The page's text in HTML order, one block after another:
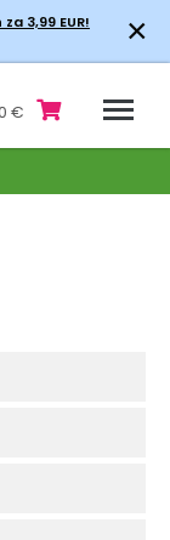
3,99 EUR!
×
€